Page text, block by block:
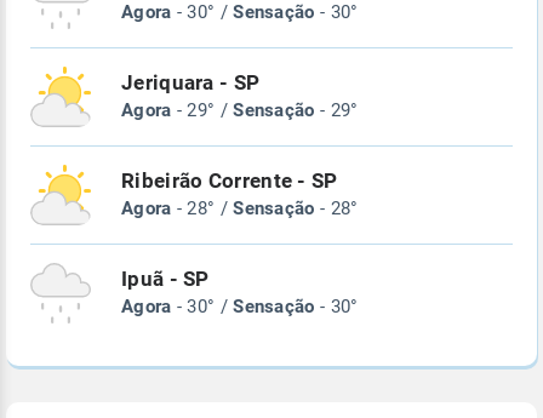
Agora - 30° /Sensação - 30°
Jeriquara - SP
Agora - 29° /Sensação - 29°
Ribeirão Corrente - SP
Agora - 28° /Sensação - 28°
Ipuã - SP
Agora - 30° /Sensação - 30°